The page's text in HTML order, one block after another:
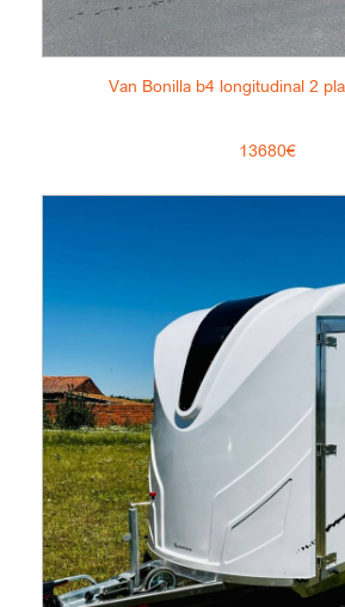
Van Bonilla b4 longitudinal 2
13680€